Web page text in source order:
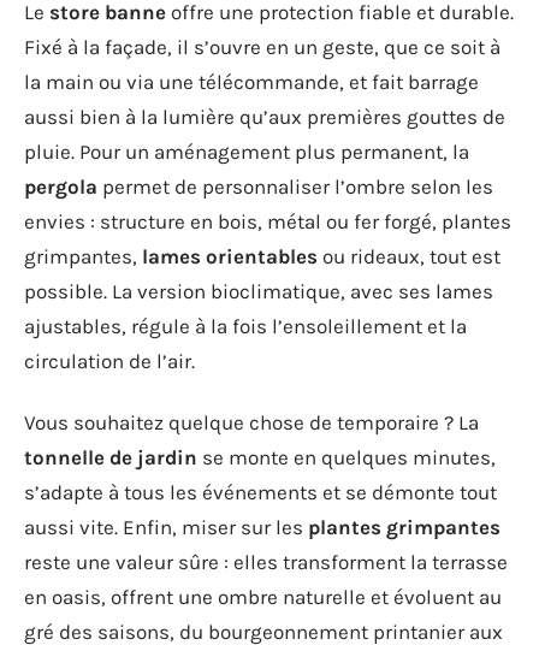
Le store banne offre une protection fiable et durable.
Fixé à la façade, il s’ouvre en un geste, que ce soit à
la main ou via une télécommande, et fait barrage
aussi bien à la lumière qu’aux premières gouttes de
pluie. Pour un aménagement plus permanent, la
pergola permet de personnaliser l’ombre selon les
envies : structure en bois, métal ou fer forgé, plantes
grimpantes, lames orientables ou rideaux, tout est
possible. La version bioclimatique, avec ses lames
ajustables, régule à la fois l’ensoleillement et la
circulation de l’air.
Vous souhaitez quelque chose de temporaire ? La
tonnelle de jardin se monte en quelques minutes,
s’adapte à tous les événements et se démonte tout
aussi vite. Enfin, miser sur les plantes grimpantes
reste une valeur sûre : elles transforment la terrasse
en oasis, offrent une ombre naturelle et évoluent au
gré des saisons, du bourgeonnement printanier aux